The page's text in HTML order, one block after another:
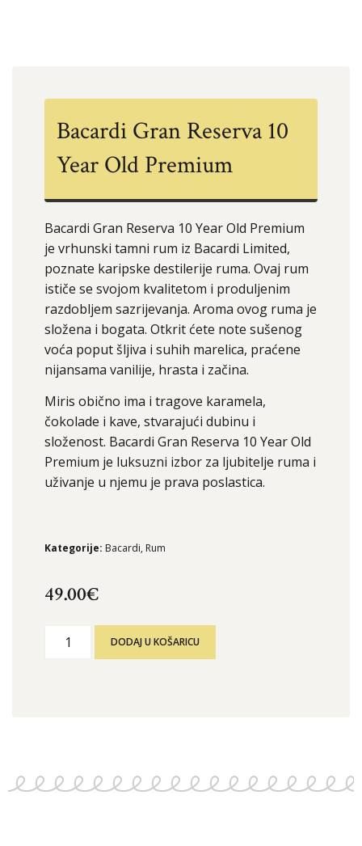
Bacardi Gran Reserva 10
Year Old Premium
Bacardi Gran Reserva 10 Year Old Premium
je vrhunski tamni rum iz Bacardi Limited,
poznate karipske destilerije ruma. Ovaj rum
ističe se svojom kvalitetom i produljenim
razdobljem sazrijevanja. Aroma ovog ruma je
složena i bogata. Otkrit ćete note sušenog
voća poput šljiva i suhih marelica, praćene
nijansama vanilije, hrasta i začina.
Miris obično ima i tragove karamela,
čokolade i kave, stvarajući dubinu i
složenost. Bacardi Gran Reserva 10 Year Old
Premium je luksuzni izbor za ljubitelje ruma i
uživanje u njemu je prava poslastica.
Kategorije: Bacardi, Rum
49.00€
DODAJ U KOŠARICU